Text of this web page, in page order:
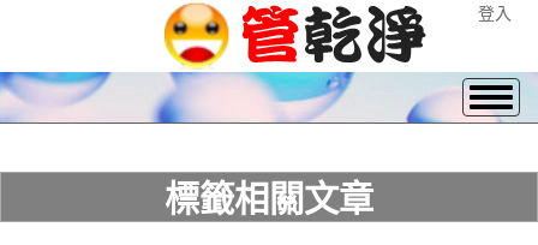
登入
標籤相關文章